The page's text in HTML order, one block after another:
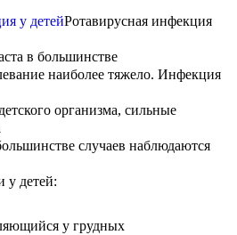
Ротавирусная инфекция
в большинстве
наиболее тяжело. Инфекция
организма, сильные
случаев наблюдаются
у детей:
у грудных